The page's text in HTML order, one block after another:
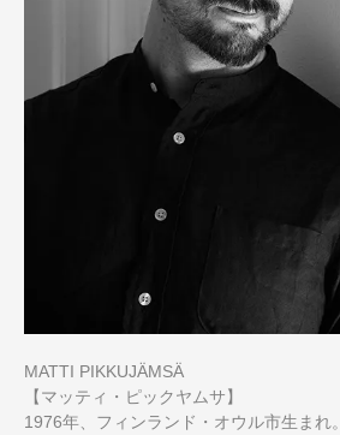
MATTI PIKKUJÄMSÄ
【マッティ・ピックヤムサ】
1976年、フィンランド・オウル市生まれ。